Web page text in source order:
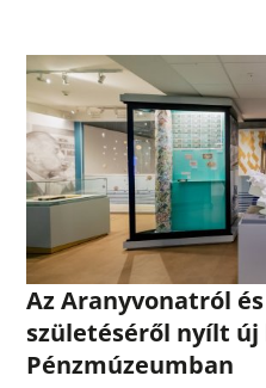
Az Aranyvonatról
születéséről nyílt
Pénzmúzeumban